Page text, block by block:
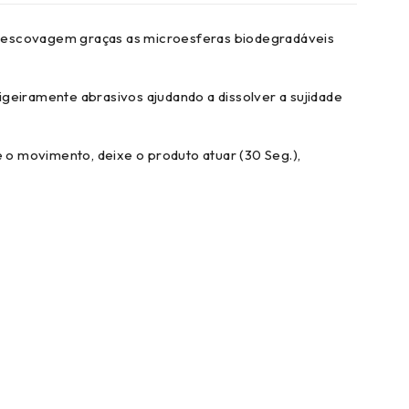
graças as microesferas biodegradáveis
abrasivos ajudando a dissolver a sujidade
movimento, deixe o produto atuar (30 Seg.),